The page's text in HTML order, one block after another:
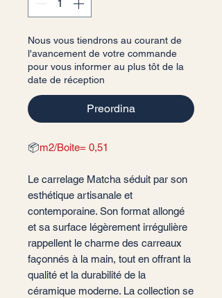
Nous vous tiendrons au courant de
l'avancement de votre commande
pour vous informer au plus tôt de la
date de réception
Preordina
📦m2/Boite= 0,51
Le carrelage Matcha séduit par son
esthétique artisanale et
contemporaine. Son format allongé
et sa surface légèrement irrégulière
rappellent le charme des carreaux
façonnés à la main, tout en offrant la
qualité et la durabilité de la
céramique moderne. La collection se